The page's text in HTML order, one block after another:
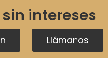
intereses
Llámanos